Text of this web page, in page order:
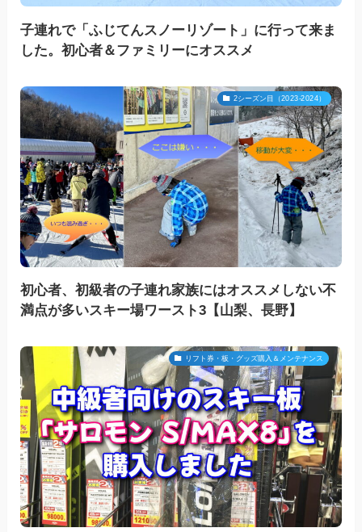
子連れで「ふじてんスノーリゾート」に行って来ま
した。初心者＆ファミリーにオススメ
2シーズン目（2023-2024）
初心者、初級者の子連れ家族にはオススメしない不
満点が多いスキー場ワースト3【山梨、長野】
リフト券・板・グッズ購入＆メンテナンス